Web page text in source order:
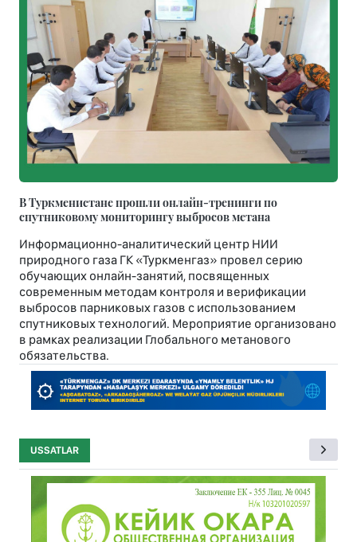
В Туркменистане прошли онлайн-тренинги по
спутниковому мониторингу выбросов метана
Информационно-аналитический центр НИИ
природного газа ГК «Туркменгаз» провел серию
обучающих онлайн-занятий, посвященных
современным методам контроля и верификации
выбросов парниковых газов с использованием
спутниковых технологий. Мероприятие организовано
в рамках реализации Глобального метанового
обязательства.
USSATLAR